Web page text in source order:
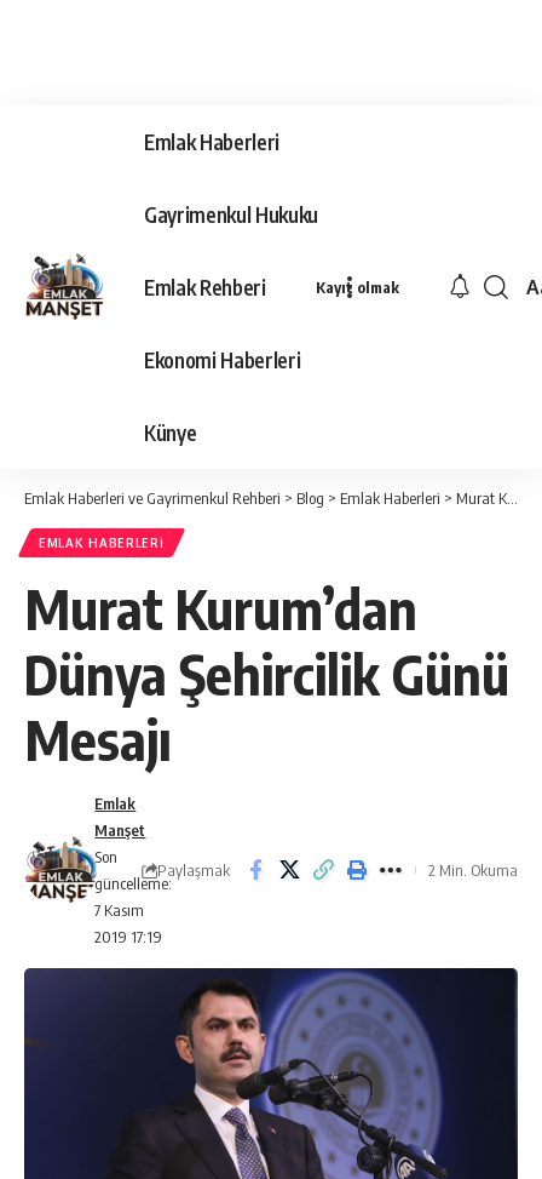
Emlak Haberleri
Gayrimenkul Hukuku
Emlak Rehberi
Ekonomi Haberleri
Künye
Kayıt olmak
Emlak Haberleri ve Gayrimenkul Rehberi > Blog > Emlak Haberleri > Murat Kurum’dan Dünya Şehircilik Günü Mesajı
EMLAK HABERLERI
Murat Kurum’dan
Dünya Şehircilik Günü
Mesajı
Son
güncelleme:
7 Kasım
2019 17:19
Emlak
Manşet
Paylaşmak 2 Min. Okuma